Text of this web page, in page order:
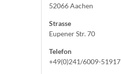
52066 Aachen
Strasse
Eupener Str. 70
Telefon
+49(0)241/6009-51917